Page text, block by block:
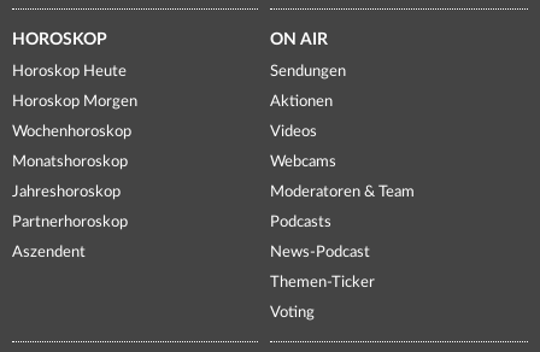
HOROSKOP
Horoskop Heute
Horoskop Morgen
Wochenhoroskop
Monatshoroskop
Jahreshoroskop
Partnerhoroskop
Aszendent
ON AIR
Sendungen
Aktionen
Videos
Webcams
Moderatoren & Team
Podcasts
News-Podcast
Themen-Ticker
Voting